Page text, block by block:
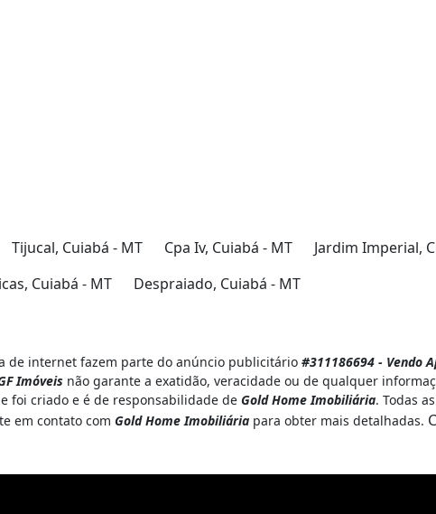
Tijucal, Cuiabá - MT Cpa Iv, Cuiabá - MT
Jardim Imperial,
Cuiabá - MT Despraiado, Cuiabá - MT
de internet fazem parte do anúncio publicitário #311186694 - Vendo
Imóveis não garante a exatidão, veracidade ou de qualquer
foi criado e é de responsabilidade de Gold Home Imobiliária. Todas
em contato com Gold Home Imobiliária para obter mais detalhadas.